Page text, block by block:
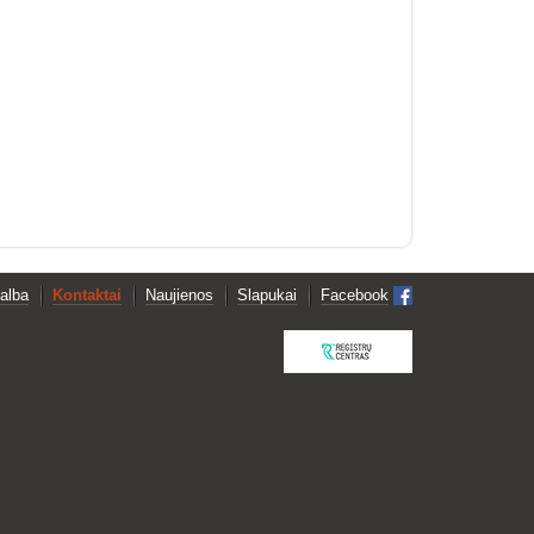
Kontaktai Naujienos Slapukai Facebook